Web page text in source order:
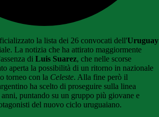
la lista dei 26 convocati dell'Uruguay
La notizia che ha attirato maggiormente
di Luis Suarez, che nelle scorse
aperta la possibilità di un ritorno in nazionale
torneo con la Celeste. Alla fine però il
ha scelto di proseguire sulla linea
puntando su un gruppo più giovane e
del nuovo ciclo uruguaiano.